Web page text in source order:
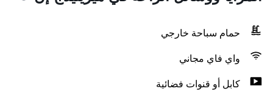
حمام سباحة خارجي
واي فاي مجاني
كابل أو قنوات فضائية